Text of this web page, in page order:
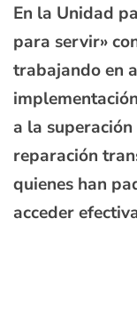
En la Unidad
para servir»
trabajando en
a la
reparación
quienes han
acceder